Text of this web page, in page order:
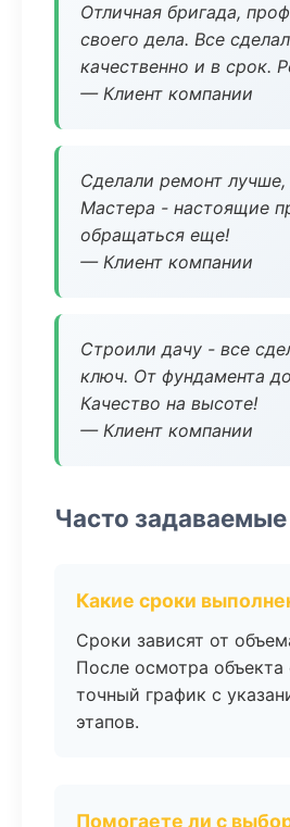
Отличная бригада,
своего дела. Все
качественно и в срок.
— Клиент компании
Сделали ремонт
Мастера - настоящие
обращаться еще!
— Клиент компании
Строили дачу - все
ключ. От фундамента
Качество на высоте!
— Клиент компании
Часто
Какие сроки
Сроки зависят от
После осмотра объекта
точный график с
этапов.
Помогаете ли с